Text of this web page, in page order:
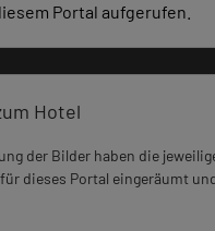
Portal aufgerufen.
Hotel
der Bilder haben die
dieses Portal eingeräumt